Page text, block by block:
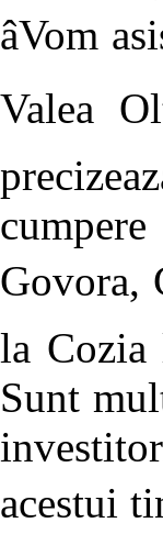
âVom
Valea
Govora,
la Cozia
Sunt
acestui